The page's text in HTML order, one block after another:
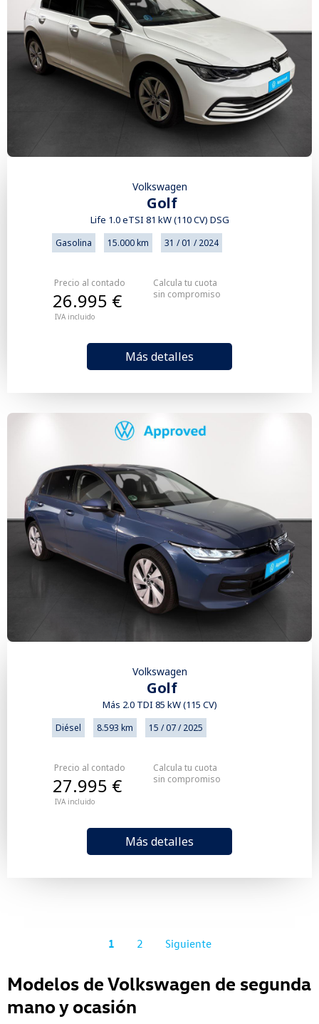
Volkswagen
Golf
Life 1.0 eTSI 81 kW (110 CV) DSG
Gasolina 15.000 km 31 / 01 / 2024
Precio al contado
IVA incluido
26.995 €
Más detalles
Calcula tu cuota
sin compromiso
Volkswagen
Golf
Más 2.0 TDI 85 kW (115 CV)
Diésel 8.593 km 15 / 07 / 2025
Precio al contado
IVA incluido
27.995 €
Más detalles
Calcula tu cuota
sin compromiso
1 2 Siguiente
Modelos de Volkswagen de segunda
mano y ocasión